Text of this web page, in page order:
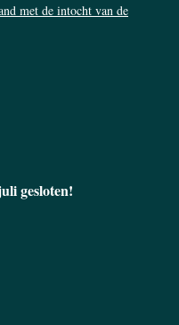
met de intocht van de
gesloten!